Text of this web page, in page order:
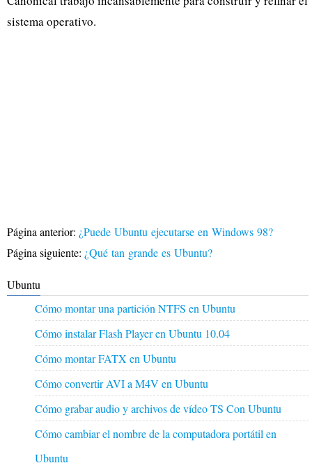
sistema operativo.
Página anterior: ¿Puede Ubuntu ejecutarse en Windows 98?
Página siguiente: ¿Qué tan grande es Ubuntu?
Ubuntu
Cómo montar una partición NTFS en Ubuntu
Cómo instalar Flash Player en Ubuntu 10.04
Cómo montar FATX en Ubuntu
Cómo convertir AVI a M4V en Ubuntu
Cómo grabar audio y archivos de vídeo TS Con Ubuntu
Cómo cambiar el nombre de la computadora portátil en
Ubuntu